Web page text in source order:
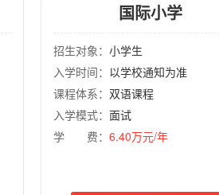
国际小学
招生对象： 小学生
入学时间： 以学校通知为准
课程体系： 双语课程
入学模式： 面试
学 费： 6.40万元/年